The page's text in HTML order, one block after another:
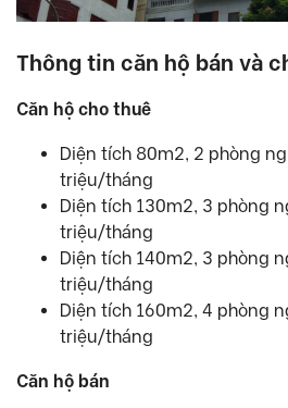
Thông tin căn hộ bán và
Căn hộ cho thuê
Diện tích 80m2, 2 phòng
triệu/tháng
Diện tích 130m2, 3 phòng
triệu/tháng
Diện tích 140m2, 3 phòng
triệu/tháng
Diện tích 160m2, 4 phòng
triệu/tháng
Căn hộ bán